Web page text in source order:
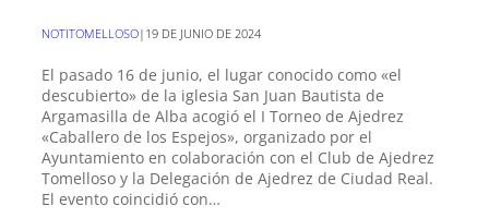
NOTITOMELLOSO| 19 DE JUNIO DE 2024
El pasado 16 de junio, el lugar conocido como «el
descubierto» de la iglesia San Juan Bautista de
Argamasilla de Alba acogió el I Torneo de Ajedrez
«Caballero de los Espejos», organizado por el
Ayuntamiento en colaboración con el Club de Ajedrez
Tomelloso y la Delegación de Ajedrez de Ciudad Real.
El evento coincidió con…